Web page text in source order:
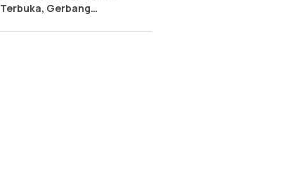
Terbuka, Gerbang